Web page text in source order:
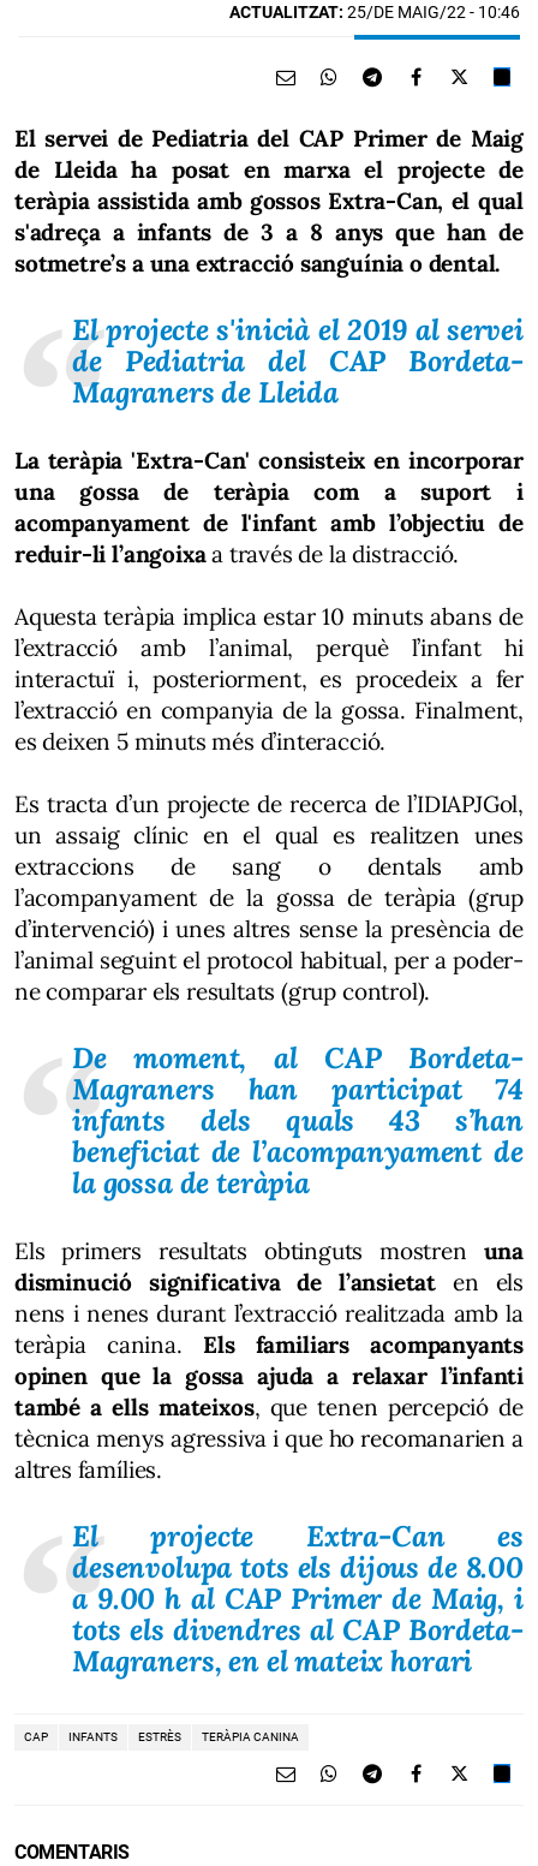
ACTUALITZAT: 25/DE MAIG/22 - 10:46
El servei de Pediatria del CAP Primer de Maig
de Lleida ha posat en marxa el projecte de
teràpia assistida amb gossos Extra-Can, el qual
s'adreça a infants de 3 a 8 anys que han de
sotmetre’s a una extracció sanguínia o dental.
El projecte s'inicià el 2019 al servei
de Pediatria del CAP Bordeta-
Magraners de Lleida
La teràpia 'Extra-Can' consisteix en incorporar
una gossa de teràpia com a suport i
acompanyament de l'infant amb l’objectiu de
reduir-li l’angoixaa través de la distracció.
Aquesta teràpia implica estar 10 minuts abans de
l’extracció amb l’animal, perquè l’infant hi
interactuï i, posteriorment, es procedeix a fer
l’extracció en companyia de la gossa. Finalment,
es deixen 5 minuts més d’interacció.
Es tracta d’un projecte de recerca de l’IDIAPJGol,
un assaig clínic en el qual es realitzen unes
extraccions de sang o dentals amb
l’acompanyament de la gossa de teràpia (grup
d’intervenció) i unes altres sense la presència de
l’animal seguint el protocol habitual, per a poder-
ne comparar els resultats (grup control).
De moment, al CAP Bordeta-
Magraners han participat 74
infants dels quals 43 s’han
beneficiat de l’acompanyament de
la gossa de teràpia
Els primers resultats obtinguts mostren una
disminució significativa de l’ansietat en els
nens i nenes durant l’extracció realitzada amb la
teràpia canina. Els familiars acompanyants
opinen que la gossa ajuda a relaxar l’infanti
també a ells mateixos, que tenen percepció de
tècnica menys agressiva i que ho recomanarien a
altres famílies.
El projecte Extra-Can es
desenvolupa tots els dijous de 8.00
a 9.00 h al CAP Primer de Maig, i
tots els divendres al CAP Bordeta-
Magraners, en el mateix horari
CAP INFANTS ESTRÈS TERÀPIA CANINA
COMENTARIS